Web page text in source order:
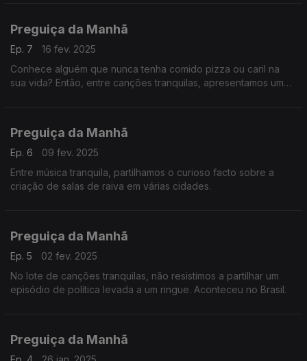
Preguiça da Manhã
Ep. 7
16 fev. 2025
Conhece alguém que nunca tenha comido pizza ou caril na
sua vida? Então, entre canções tranquilas, apresentamos um
Preguiça da Manhã
Ep. 6
09 fev. 2025
Entre música tranquila, partilhamos o curioso facto sobre a
criação de salas de raiva em várias cidades.
Preguiça da Manhã
Ep. 5
02 fev. 2025
No lote de canções tranquilas, não resistimos a partilhar um
episódio de política levada a um ringue. Aconteceu no Brasil.
Preguiça da Manhã